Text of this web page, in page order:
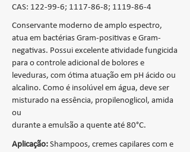
CAS: 122-99-6; 1117-86-8; 1119-86-4
Conservante moderno de amplo espectro,
atua em bactérias Gram-positivas e Gram-
negativas. Possui excelente atividade fungicida
para o controle adicional de bolores e
leveduras, com ótima atuação em pH ácido ou
alcalino. Como é insolúvel em água, deve ser
misturado na essência, propilenoglicol, amida
ou
durante a emulsão a quente até 80°C.
Aplicação: Shampoos, cremes capilares com e